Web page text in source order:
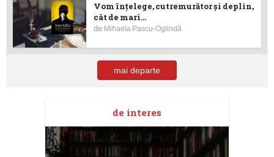
Vom înţelege, cutremurător şi deplin,
cât de mari...
de Mihaela Pascu-Oglindă
mai departe
de interes